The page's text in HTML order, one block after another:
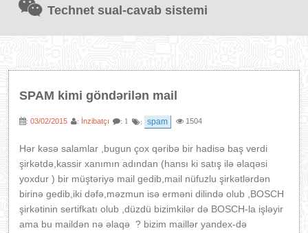
TECHNET TV
MƏQALƏLƏR
PROQRAMLAR
AVADANLIQLAR
IT LÜĞƏT
XƏBƏRLƏR
Technet sual-cavab sistemi
SPAM kimi göndərilən mail
: 03/02/2015 : İnzibatçı : 1 : spam 1504
Hər kəsə salamlar ,bugun çox qəribə bir hadisə baş verdi
şirkətdə,kassir xanımın adından (hansı ki satış ilə əlaqəsi
yoxdur ) bir müştəriyə mail gedib,mail nüfuzlu şirkətlərdən
birinə gedib,iki dəfə,məzmun isə erməni dilində olub ,BOSCH
şirkətinin sertifkatı olub ,düzdü bizimkilər də BOSCH-la işləyir
ama bu maildən nə əlaqə ? bizim maillər yandex-də